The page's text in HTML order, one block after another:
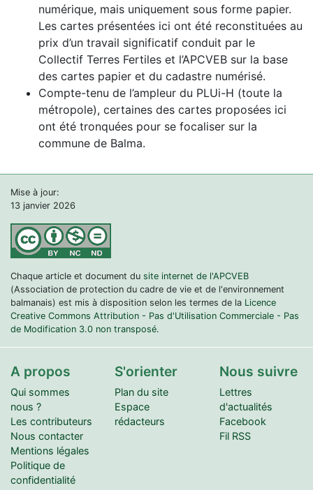
numérique, mais uniquement sous forme papier.
Les cartes présentées ici ont été reconstituées au
prix d’un travail significatif conduit par le
Collectif Terres Fertiles et l’APCVEB sur la base
des cartes papier et du cadastre numérisé.
Compte-tenu de l’ampleur du PLUi-H (toute la
métropole), certaines des cartes proposées ici
ont été tronquées pour se focaliser sur la
commune de Balma.
Mise à jour:
13 janvier 2026
Chaque article et document du site internet de l'APCVEB
(Association de protection du cadre de vie et de l'environnement
balmanais) est mis à disposition selon les termes de la Licence
Creative Commons Attribution - Pas d'Utilisation Commerciale - Pas
de Modification 3.0 non transposé.
A propos
Qui sommes
nous ?
Les contributeurs
Nous contacter
Mentions légales
Politique de
confidentialité
S'orienter
Plan du site
Espace
rédacteurs
Nous suivre
Lettres
d'actualités
Facebook
Fil RSS